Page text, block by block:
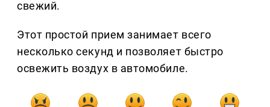
свежий.
Этот простой прием занимает всего
несколько секунд и позволяет быстро
освежить воздух в автомобиле.